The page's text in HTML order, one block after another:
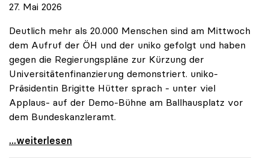
27. Mai 2026
Deutlich mehr als 20.000 Menschen sind am Mittwoch
dem Aufruf der ÖH und der uniko gefolgt und haben
gegen die Regierungspläne zur Kürzung der
Universitätenfinanzierung demonstriert. uniko-
Präsidentin Brigitte Hütter sprach - unter viel
Applaus- auf der Demo-Bühne am Ballhausplatz vor
dem Bundeskanzleramt.
\"Wir nehmen es nicht hin\": Rede von
...weiterlesen